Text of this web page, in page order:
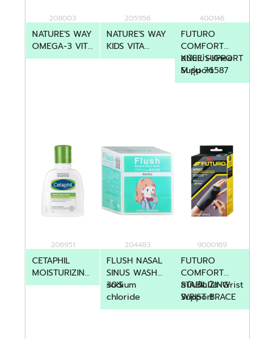
208003
NATURE'S WAY
OMEGA-3 VITA
GUMMIES TRIO
205956
NATURE'S WAY
KIDS VITA
GUMMIES MV
400146
FUTURO
COMFORT
KNEE SUPPORT
M รุ่น 76587
สนับเข่า-Knee
Support
206951
CETAPHIL
MOISTURIZING
LOTION 118ML
204483
FLUSH NASAL
SINUS WASH
30'S
sodium
chloride
9000169
FUTURO
COMFORT
STABILIZING
WRIST BRACE
สนับข้อมือ-Wrist
Support